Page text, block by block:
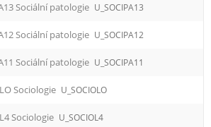
Sociální patologie U_SOCIPA13
Sociální patologie U_SOCIPA12
Sociální patologie U_SOCIPA11
Sociologie U_SOCIOLO
Sociologie U_SOCIOL4